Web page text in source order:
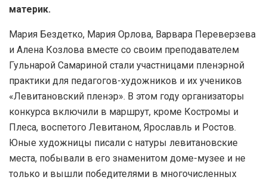
материк.
Мария Бездетко, Мария Орлова, Варвара Переверзева
и Алена Козлова вместе со своим преподавателем
Гульнарой Самариной стали участницами пленэрной
практики для педагогов-художников и их учеников
«Левитановский пленэр». В этом году организаторы
конкурса включили в маршрут, кроме Костромы и
Плеса, воспетого Левитаном, Ярославль и Ростов.
Юные художницы писали с натуры левитановские
места, побывали в его знаменитом доме-музее и не
только и вышли победителями в многочисленных